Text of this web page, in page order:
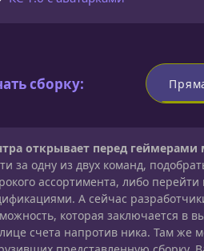
сборку:
открывает перед
за одну из двух команд,
ассортимента, либо
А сейчас
которая заключается в
счета напротив ника. Там же